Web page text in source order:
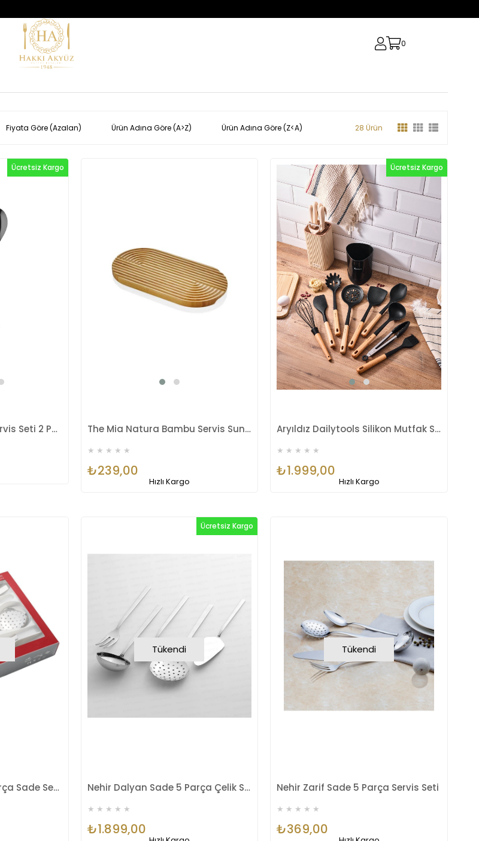
0
Fiyata Göre (Azalan) Ürün Adına Göre (A>Z) Ürün Adına Göre (Z<A) 28 Ürün
WMF Nuova Salata Servis Seti 2 Parça
Ücretsiz Kargo
The Mia Natura Bambu Servis Sunum 29x15 cm NTR0020
★ ★ ★ ★ ★
₺239,00
Hızlı Kargo
Aryıldız Dailytools Silikon Mutfak Set 10 Parça Ahşap Siyah Ar262986
★ ★ ★ ★ ★
₺1.999,00
Ücretsiz Kargo
Hızlı Kargo
Nehir Deniz Sade 5 Parça Sade Servis Takımı
Tükendi
Nehir Dalyan Sade 5 Parça Çelik Servis Takımı
★ ★ ★ ★ ★
₺1.899,00
Ücretsiz Kargo
Tükendi
Nehir Zarif Sade 5 Parça Servis Seti
★ ★ ★ ★ ★
₺369,00